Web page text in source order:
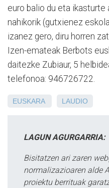
euro balio du eta
nahikorik (gutxienez
izanez gero, diru horren
Izen-emateak Berbots
daitezke Zubiaur, 5
telefonoa: 946726722.
EUSKARA LAUDIO
LAGUN AGURGARRIA:
Bisitatzen ari zaren
normalizazioaren alde
proiektu berrituak